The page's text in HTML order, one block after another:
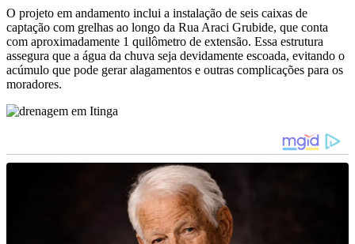
O projeto em andamento inclui a instalação de seis caixas de
captação com grelhas ao longo da Rua Araci Grubide, que conta
com aproximadamente 1 quilômetro de extensão. Essa estrutura
assegura que a água da chuva seja devidamente escoada, evitando o
acúmulo que pode gerar alagamentos e outras complicações para os
moradores.